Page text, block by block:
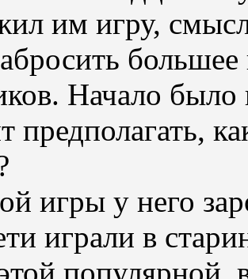
им игру,
Начало
предполагать,
игры у него
играли в